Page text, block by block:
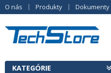
O nás Produkty Dokumenty
KATEGÓRIE